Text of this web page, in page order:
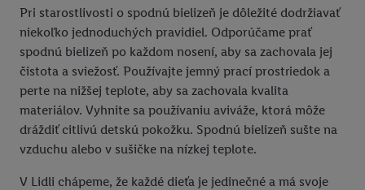
Pri starostlivosti o spodnú bielizeň je dôležité dodržiavať
niekoľko jednoduchých pravidiel. Odporúčame prať
spodnú bielizeň po každom nosení, aby sa zachovala jej
čistota a sviežosť. Používajte jemný prací prostriedok a
perte na nižšej teplote, aby sa zachovala kvalita
materiálov. Vyhnite sa používaniu aviváže, ktorá môže
dráždiť citlivú detskú pokožku. Spodnú bielizeň sušte na
vzduchu alebo v sušičke na nízkej teplote.
V Lidli chápeme, že každé dieťa je jedinečné a má svoje